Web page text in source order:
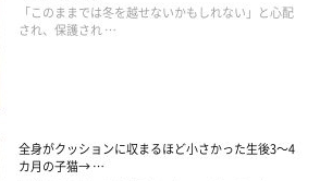
の海外への引っ越し。2匹の猫たちは
後の別便」になるも無事再会！「どこへ
うに、引っ越しを決意する。もちろん、愛猫2匹を連れ
コロナ禍のため、動物が搭乗できる飛行機の便が少な
「このままでは冬を越せないかもしれない」と心配
され、保護され …
全身がクッションに収まるほど小さかった生後3～4
カ月の子猫→ …